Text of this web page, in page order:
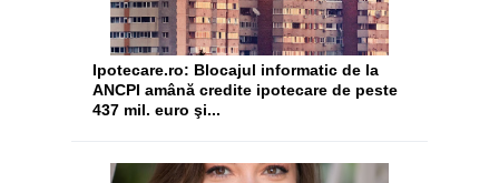
Ipotecare.ro: Blocajul informatic de la
ANCPI amână credite ipotecare de peste
437 mil. euro şi...